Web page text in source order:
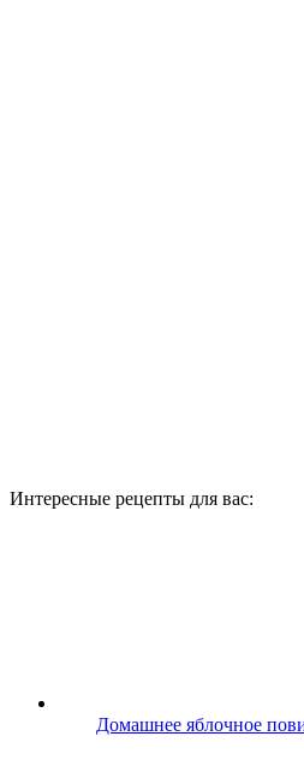
Интересные рецепты для вас:
Домашнее яблочное